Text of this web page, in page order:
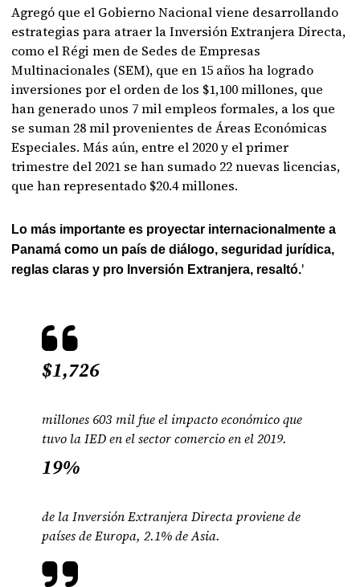
Agregó que el Gobierno Nacional viene desarrollando
estrategias para atraer la Inversión Extranjera Directa,
como el Régi men de Sedes de Empresas
Multinacionales (SEM), que en 15 años ha logrado
inversiones por el orden de los $1,100 millones, que
han generado unos 7 mil empleos formales, a los que
se suman 28 mil provenientes de Áreas Económicas
Especiales. Más aún, entre el 2020 y el primer
trimestre del 2021 se han sumado 22 nuevas licencias,
que han representado $20.4 millones.
Lo más importante es proyectar internacionalmente a
Panamá como un país de diálogo, seguridad jurídica,
reglas claras y pro Inversión Extranjera, resaltó.'
$1,726
millones 603 mil fue el impacto económico que
tuvo la IED en el sector comercio en el 2019.
19%
de la Inversión Extranjera Directa proviene de
países de Europa, 2.1% de Asia.